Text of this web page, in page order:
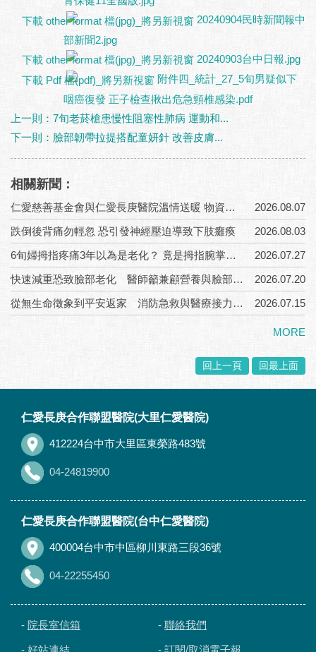
20240904民時新聞報中
部新聞2.jpg
20240903台中日報.jpg
附件四_統計_27_5旬男疑似下
咽癌復發 正子檢查揪出危急頸椎感染.pdf
上一則：7旬老菸槍患慢性阻塞性肺病 運動和...
下一則：臉部韌帶拉提搭配童妍針 改善皮膚...
相關新聞：
仁愛慈善基金會與仁愛長庚醫院溫情送暖 物資結合ICOPE六力評估守護長者健康
2026.08.07
跌倒後背痛勿輕忽 恐引發神經壓迫導致下肢癱瘓
2026.08.03
6旬婦拇指疼痛3年以為是老化？ 竟是拇指腕掌關節炎
2026.07.27
快速減重恐致臉部老化 醫師籲兼顧營養與臉部支撐重建
2026.07.20
從無生命徵象到平安返家 消防急救與醫療接力搶命康復
2026.07.15
MORE
回上一頁 回最上面
仁愛長庚合作聯盟醫院(大里仁愛醫院)
412224台中市大里區東榮路483號
04-24819900
仁愛長庚合作聯盟醫院(台中仁愛醫院)
400004台中市中區柳川東路三段36號
04-22255450
- 院長室信箱 - 聯絡我們